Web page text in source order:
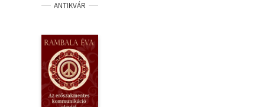
ANTIKVÁR